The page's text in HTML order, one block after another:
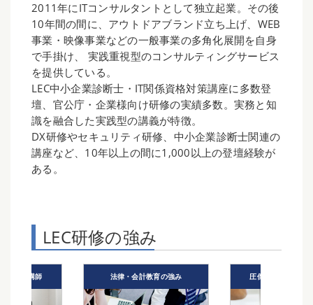
2011年にITコンサルタントとして独立起業。その後
10年間の間に、アウトドアブランド立ち上げ、WEB
事業・映像事業などの一般事業の多角化展開を自身
で手掛け、 実践重視型のコンサルティングサービス
を提供している。
LEC中小企業診断士・IT関係資格対策講座に多数登
壇、官公庁・企業様向け研修の実績多数。実務と知
識を融合した実践型の講義が特徴。
DX研修やセキュリティ研修、中小企業診断士関連の
講座など、10年以上の間に1,000以上の登壇経験が
ある。
LEC研修の強み
豊富な講師 法律・会計教育の強み 圧倒的にわかりや